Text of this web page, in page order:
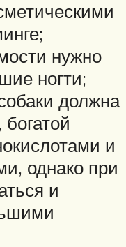
нужно
ногти;
должна
и
однако при
и